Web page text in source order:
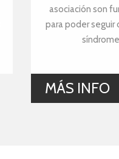
asociación son
para poder
MÁS INFO